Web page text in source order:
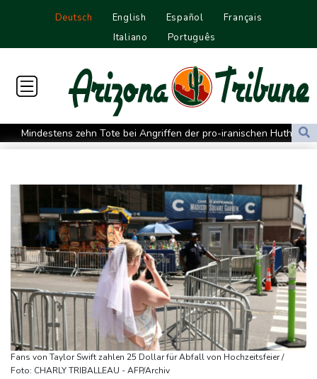
Deutsch English Español
Français
Italiano
Português
Mindestens zehn Tote bei Angriffen der pro-iranischen Huthis im
Jemen
US-Gericht setzt Bau von Trumps Ballsaal aus - Präsident
kündigt Berufung an
Direkt-ICE Berlin-Paris bleibt wegen Technikproblemen vorerst
unterbrochen
Selenskyj erstmals seit Beginn von Ukraine-Krieg nach Serbien
gereist
Russland weist Verantwortung für Drohnenvorfall an Leipziger
Flughafen zurück
US-Berufungsgericht bestätigt Aussetzung von Trumps
umstrittenen Ballsaal-Plänen
Fans von Taylor Swift zahlen 25 Dollar für Abfall von Hochzeitsfeier /
Foto: CHARLY TRIBALLEAU - AFP/Archiv